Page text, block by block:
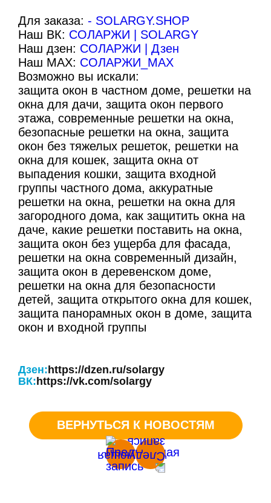
Для заказа: - SOLARGY.SHOP
Наш ВК: СОЛАРЖИ | SOLARGY
Наш дзен: СОЛАРЖИ | Дзен
Наш МАХ: СОЛАРЖИ_МАХ
Возможно вы искали:
защита окон в частном доме, решетки на
окна для дачи, защита окон первого
этажа, современные решетки на окна,
безопасные решетки на окна, защита
окон без тяжелых решеток, решетки на
окна для кошек, защита окна от
выпадения кошки, защита входной
группы частного дома, аккуратные
решетки на окна, решетки на окна для
загородного дома, как защитить окна на
даче, какие решетки поставить на окна,
защита окон без ущерба для фасада,
решетки на окна современный дизайн,
защита окон в деревенском доме,
решетки на окна для безопасности
детей, защита открытого окна для кошек,
защита панорамных окон в доме, защита
окон и входной группы
Дзен: https://dzen.ru/solargy
ВК: https://vk.com/solargy
ВЕРНУТЬСЯ К НОВОСТЯМ